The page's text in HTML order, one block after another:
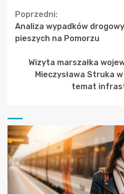
Continue
Reading
Poprzedni:
Analiza wypadków
pieszych na Pomorzu
Wizyta marszałka
Mieczysława Struka
temat